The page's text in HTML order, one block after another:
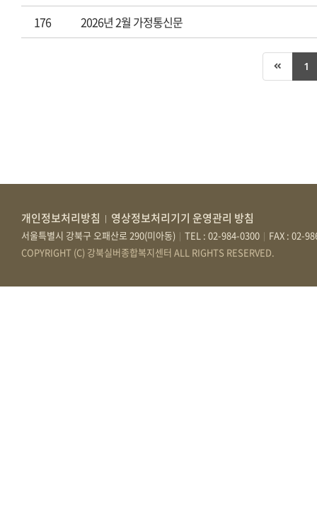
176
2026년 2월 가정통신문
1
개인정보처리방침 영상정보처리기기 운영관리 방침
서울특별시 강북구 오패산로 290(미아동) | TEL : 02-984-0300 | FAX : 02-
COPYRIGHT (C) 강북실버종합복지센터 ALL RIGHTS RESERVED.